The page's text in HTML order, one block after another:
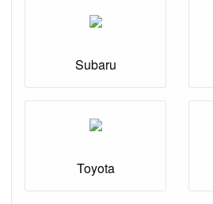
Subaru
Toyota